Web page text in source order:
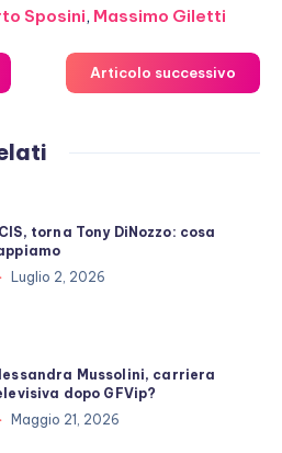
Sposini, Massimo Giletti
Articolo successivo
torna Tony DiNozzo: cosa
Luglio 2, 2026
Mussolini, carriera
dopo GFVip?
Maggio 21, 2026